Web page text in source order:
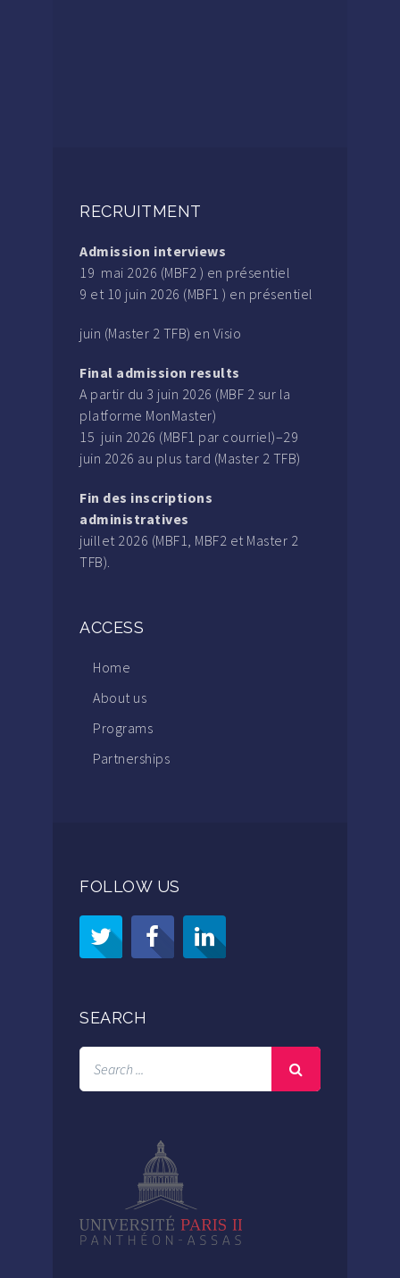
RECRUITMENT
Admission interviews
19 mai 2026 (MBF2 ) en présentiel
9 et 10 juin 2026 (MBF1 ) en présentiel
juin (Master 2 TFB) en Visio
Final admission results
A partir du 3 juin 2026 (MBF 2 sur la
platforme MonMaster)
15 juin 2026 (MBF1 par courriel)–29
juin 2026 au plus tard (Master 2 TFB)
Fin des inscriptions
administratives
juillet 2026 (MBF1, MBF2 et Master 2
TFB).
ACCESS
Home
About us
Programs
Partnerships
FOLLOW US
SEARCH